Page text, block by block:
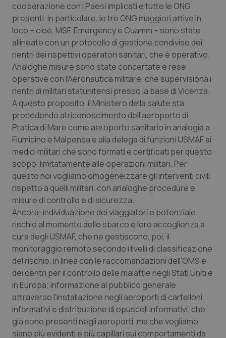
cooperazione con i Paesi implicati e tutte le ONG
presenti. In particolare, le tre ONG maggiori attive in
loco – cioè, MSF, Emergency e Cuamm – sono state
allineate con un protocollo di gestione condiviso dei
rientri dei rispettivi operatori sanitari, che è operativo.
Analoghe misure sono state concertate e rese
operative con l'Aeronautica militare, che supervisiona i
rientri di militari statunitensi presso la base di Vicenza.
A questo proposito, il Ministero della salute sta
procedendo al riconoscimento dell'aeroporto di
Pratica di Mare come aeroporto sanitario in analogia a
Fiumicino e Malpensa e alla delega di funzioni USMAF ai
medici militari che sono formati e certificati per questo
scopo, limitatamente alle operazioni militari. Per
questo noi vogliamo omogeneizzare gli interventi civili
rispetto a quelli militari, con analoghe procedure e
misure di controllo e di sicurezza.
Ancora: individuazione dei viaggiatori e potenziale
rischio al momento dello sbarco e loro accoglienza a
cura degli USMAF, che ne gestiscono, poi, il
monitoraggio remoto secondo i livelli di classificazione
del rischio, in linea con le raccomandazioni dell'OMS e
dei centri per il controllo delle malattie negli Stati Uniti e
in Europa; informazione al pubblico generale
attraverso l'installazione negli aeroporti di cartelloni
informativi e distribuzione di opuscoli informativi, che
già sono presenti negli aeroporti, ma che vogliamo
siano più evidenti e più capillari sui comportamenti da